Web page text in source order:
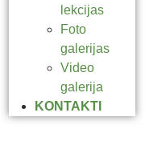
lekcijas
Foto
galerijas
Video
galerija
KONTAKTI